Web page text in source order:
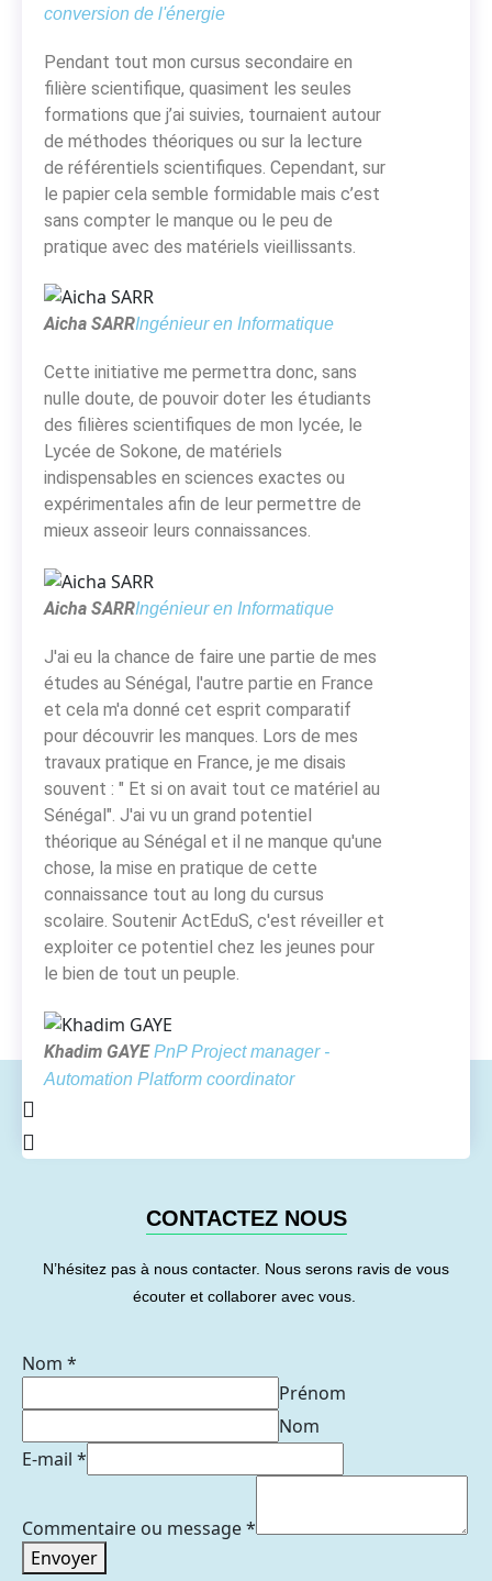
conversion de l'énergie
Pendant tout mon cursus secondaire en
filière scientifique, quasiment les seules
formations que j’ai suivies, tournaient autour
de méthodes théoriques ou sur la lecture
de référentiels scientifiques. Cependant, sur
le papier cela semble formidable mais c’est
sans compter le manque ou le peu de
pratique avec des matériels vieillissants.
Aicha SARRIngénieur en Informatique
Cette initiative me permettra donc, sans
nulle doute, de pouvoir doter les étudiants
des filières scientifiques de mon lycée, le
Lycée de Sokone, de matériels
indispensables en sciences exactes ou
expérimentales afin de leur permettre de
mieux asseoir leurs connaissances.
Aicha SARRIngénieur en Informatique
J'ai eu la chance de faire une partie de mes
études au Sénégal, l'autre partie en France
et cela m'a donné cet esprit comparatif
pour découvrir les manques. Lors de mes
travaux pratique en France, je me disais
souvent : " Et si on avait tout ce matériel au
Sénégal". J'ai vu un grand potentiel
théorique au Sénégal et il ne manque qu'une
chose, la mise en pratique de cette
connaissance tout au long du cursus
scolaire. Soutenir ActEduS, c'est réveiller et
exploiter ce potentiel chez les jeunes pour
le bien de tout un peuple.
Khadim GAYEPnP Project manager -
Automation Platform coordinator
CONTACTEZ NOUS
N’hésitez pas à nous contacter. Nous serons ravis de vous
écouter et collaborer avec vous.
Nom *
Prénom
Nom
E-mail *
Commentaire ou message*
Envoyer